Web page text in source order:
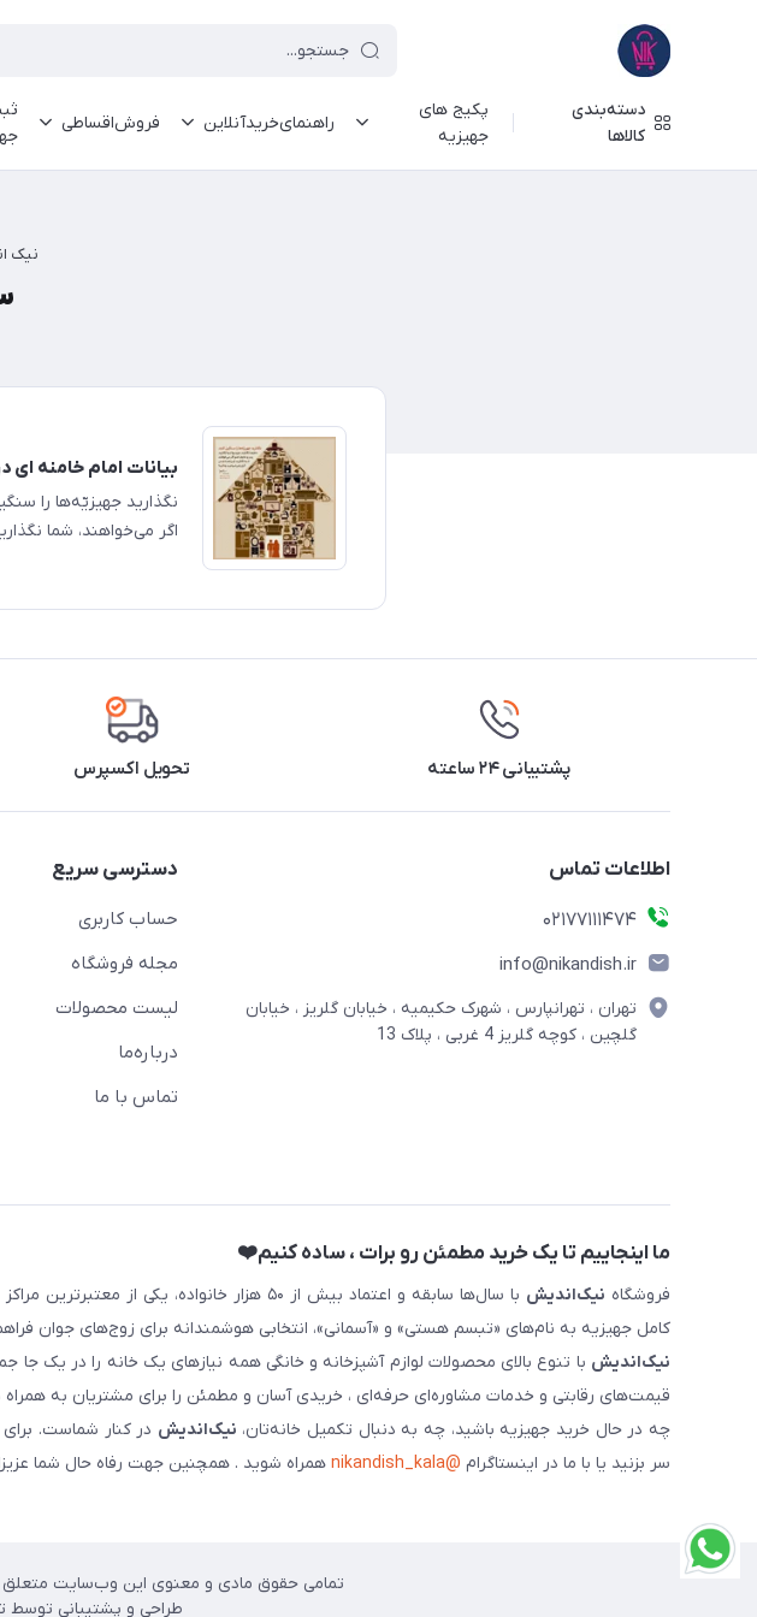
دسته‌بندی
کالاها
پکیج های
جهیزیه
راهنمای‌خرید‌آنلاین فروش‌اقساطی
نیک
بیانات امام خامنه ای
نگذارید جهیزیّه‌ها را
اگر می‌خواهند، شما
پشتیبانی ۲۴ ساعته تحویل اکسپرس
اطلاعات تماس
02177111474
info@nikandish.ir
تهران ، تهرانپارس ، شهرک حکیمیه ، خیابان گلریز ، خیابان
گلچین ، کوچه گلریز 4 غربی ، پلاک 13
دسترسی سریع
حساب کاربری
مجله فروشگاه
لیست محصولات
درباره‌ما
تماس با ما
ما اینجاییم تا یک خرید مطمئن رو برات ، ساده کنیم❤️
فروشگاه نیک‌اندیش
با سال‌ها سابقه و اعتماد بیش از ۵۰ هزار
کامل جهیزیه به نام‌های «تبسم هستی» و «آسمانی»، انتخابی هوشمندانه برای زوج‌های جوان
نیک‌اندیش با تنوع بالای محصولات لوازم آشپزخانه و خانگی همه نیازهای یک خانه را در یک
قیمت‌های رقابتی و خدمات مشاوره‌ای حرفه‌ای ، خریدی آسان و مطمئن را برای مشتریان به همراه
چه در حال خرید جهیزیه باشید، چه به دنبال تکمیل خانه‌تان، نیک‌اندیش در کنار شماست.
سر بزنید یا با ما در اینستاگرام @nikandish_kala همراه شوید . همچنین جهت رفاه حال شما
تمامی حقوق مادی و معنوی این وب‌سایت متعلق
طراحی و پشتیبانی توسط